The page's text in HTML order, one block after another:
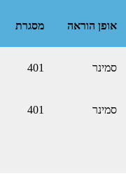
אופן הוראה מסגרת
סמינר 401
סמינר 401